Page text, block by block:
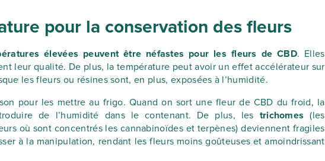
pour la conservation des fleurs
élevées peuvent être néfastes pour les fleurs de CBD. Elles
leur qualité. De plus, la température peut avoir un effet accélérateur sur
les fleurs ou résines sont, en plus, exposées à l’humidité.
pour les mettre au frigo. Quand on sort une fleur de CBD du froid, la
de l’humidité dans le contenant. De plus, les trichomes (les
où sont concentrés les cannabinoïdes et terpènes) deviennent fragiles
à la manipulation, rendant les fleurs moins goûteuses et amoindrissant